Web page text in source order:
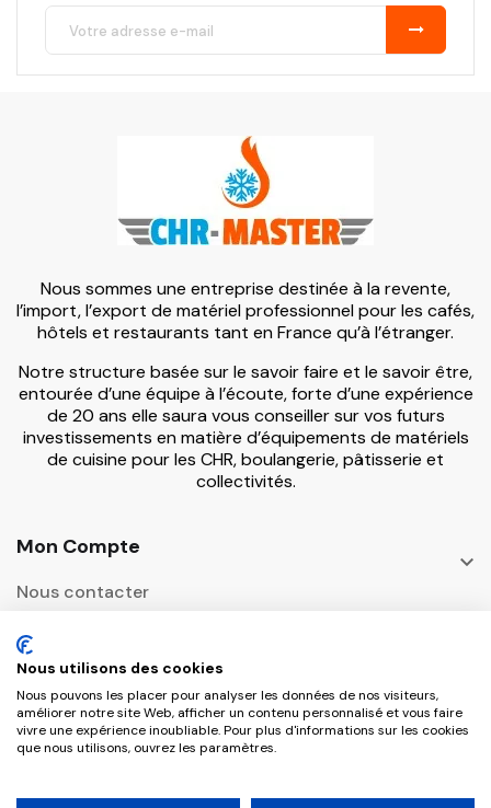
Nous sommes une entreprise destinée à la revente,
l’import, l’export de matériel professionnel pour les cafés,
hôtels et restaurants tant en France qu’à l’étranger.
Notre structure basée sur le savoir faire et le savoir être,
entourée d’une équipe à l’écoute, forte d’une expérience
de 20 ans elle saura vous conseiller sur vos futurs
investissements en matière d’équipements de matériels
de cuisine pour les CHR, boulangerie, pâtisserie et
collectivités.
Mon Compte

Nous contacter
Informations
Adresse Postale
Copyright © 2026 CHR Master Tous droits
Nous utilisons des cookies
Nous pouvons les placer pour analyser les données de nos visiteurs,
améliorer notre site Web, afficher un contenu personnalisé et vous faire
vivre une expérience inoubliable. Pour plus d'informations sur les cookies
que nous utilisons, ouvrez les paramètres.